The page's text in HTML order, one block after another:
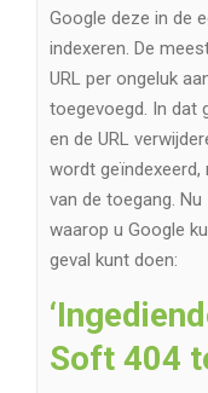
Google deze in de
indexeren. De
URL per ongeluk
toegevoegd. In dat
en de URL
wordt
van de toegang.
waarop u Google
geval kunt doen:
Soft 404